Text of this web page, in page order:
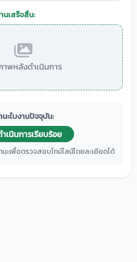
นเสร็จสิ้น:
าพหลังดำเนินการ
นะใบงานปัจจุบัน:
เนินการเรียบร้อย
ะเพื่อตรวจสอบไทม์ไลน์โดยละเอียดได้